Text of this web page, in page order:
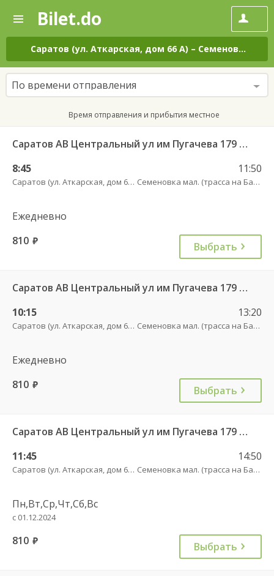
—
Поиск
и
покупка
билетов
на
автобус
онлайн
Bilet.do
Саратов (ул. Аткарская, дом 66 А) – Семеновка мал. (трасса на Балашов)
По времени отправления
Время отправления и прибытия местное
Саратов АВ Центральный ул им Пугачева 179 А — Балашов (Привокзальная площадь 7) 603-1
8:45
Саратов (ул. Аткарская, дом 66 А)
11:50
Семеновка мал. (трасса на Балашов)
Ежедневно
810 руб. Выбрать
Саратов АВ Центральный ул им Пугачева 179 А — Балашов (Привокзальная площадь 7) 603-1
10:15
Саратов (ул. Аткарская, дом 66 А)
13:20
Семеновка мал. (трасса на Балашов)
Ежедневно
810 руб. Выбрать
Саратов АВ Центральный ул им Пугачева 179 А — Балашов (Привокзальная площадь 7) 603-1
11:45
Саратов (ул. Аткарская, дом 66 А)
14:50
Семеновка мал. (трасса на Балашов)
Пн,Вт,Ср,Чт,Сб,Вс
с 01.12.2024
810 руб. Выбрать